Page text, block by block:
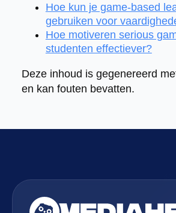
Hoe kun je game-based
gebruiken voor
Hoe motiveren serious
studenten effectiever?
Deze inhoud is gegenereerd
en kan fouten bevatten.